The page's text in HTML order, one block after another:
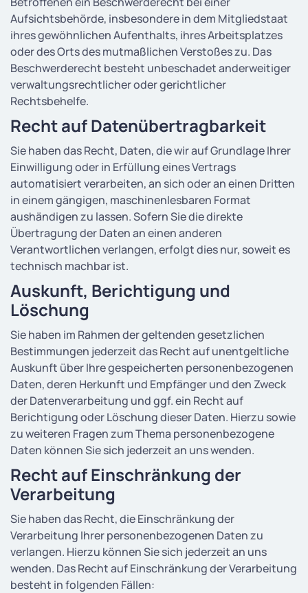
Aufsichtsbehörde, insbesondere in dem Mitgliedstaat
ihres gewöhnlichen Aufenthalts, ihres Arbeitsplatzes
oder des Orts des mutmaßlichen Verstoßes zu. Das
Beschwerderecht besteht unbeschadet anderweitiger
verwaltungsrechtlicher oder gerichtlicher
Rechtsbehelfe.
Recht auf Daten­übertrag­barkeit
Sie haben das Recht, Daten, die wir auf Grundlage Ihrer
Einwilligung oder in Erfüllung eines Vertrags
automatisiert verarbeiten, an sich oder an einen Dritten
in einem gängigen, maschinenlesbaren Format
aushändigen zu lassen. Sofern Sie die direkte
Übertragung der Daten an einen anderen
Verantwortlichen verlangen, erfolgt dies nur, soweit es
technisch machbar ist.
Auskunft, Berichtigung und
Löschung
Sie haben im Rahmen der geltenden gesetzlichen
Bestimmungen jederzeit das Recht auf unentgeltliche
Auskunft über Ihre gespeicherten personenbezogenen
Daten, deren Herkunft und Empfänger und den Zweck
der Datenverarbeitung und ggf. ein Recht auf
Berichtigung oder Löschung dieser Daten. Hierzu sowie
zu weiteren Fragen zum Thema personenbezogene
Daten können Sie sich jederzeit an uns wenden.
Recht auf Einschränkung der
Verarbeitung
Sie haben das Recht, die Einschränkung der
Verarbeitung Ihrer personenbezogenen Daten zu
verlangen. Hierzu können Sie sich jederzeit an uns
wenden. Das Recht auf Einschränkung der Verarbeitung
besteht in folgenden Fällen: